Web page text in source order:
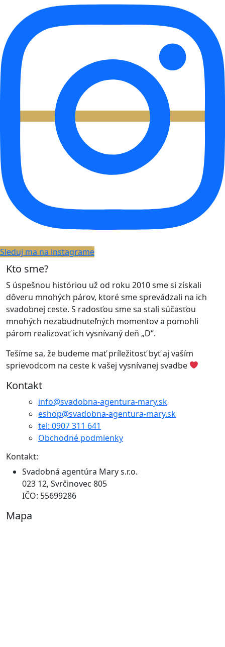
Sleduj ma na instagrame
Kto sme?
S úspešnou históriou už od roku 2010 sme si získali
dôveru mnohých párov, ktoré sme sprevádzali na ich
svadobnej ceste. S radosťou sme sa stali súčasťou
mnohých nezabudnuteľných momentov a pomohli
párom realizovať ich vysnívaný deň „D“.
Tešíme sa, že budeme mať príležitosť byť aj vaším
sprievodcom na ceste k vašej vysnívanej svadbe
Kontakt
info@svadobna-agentura-mary.sk
eshop@svadobna-agentura-mary.sk
tel: 0907 311 641
Obchodné podmienky
Kontakt:
Svadobná agentúra Mary s.r.o.
023 12, Svrčinovec 805
IČO: 55699286
Mapa